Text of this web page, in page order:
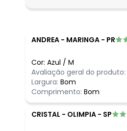
fevereiro/2026
ANDREA - MARINGA - PR
Cor: Azul / M
Avaliação geral do produto:
Largura: Bom
Comprimento: Bom
CRISTAL - OLIMPIA - SP